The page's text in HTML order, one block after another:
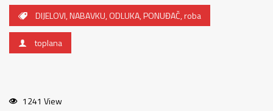
DIJELOVI,NABAVKU,ODLUKA,PONUĐAČ,roba
toplana
1241 View